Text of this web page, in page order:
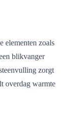
elementen zoals
blikvanger
zorgt
overdag warmte